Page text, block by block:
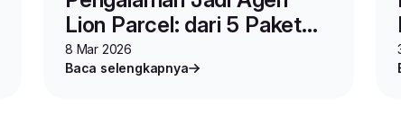
Lion Parcel: dari 5 Paket
Sehari hingga Omzet
Ratusan Juta
8 Mar 2026
Baca selengkapnya